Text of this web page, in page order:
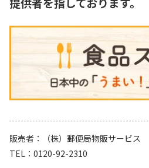
販売者
（株）郵便局物販サービス
TEL
0120-92-2310